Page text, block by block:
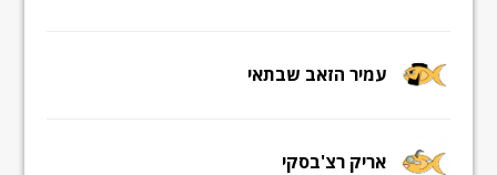
עמיר הזאב שבתאי
אריק רצ'בסקי